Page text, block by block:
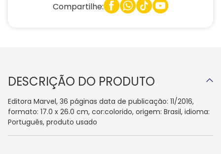
Compartilhe:
DESCRIÇÃO DO PRODUTO
Editora Marvel, 36 páginas data de publicação: 11/2016,
formato: 17.0 x 26.0 cm, cor:colorido, origem: Brasil, idioma:
Português, produto usado